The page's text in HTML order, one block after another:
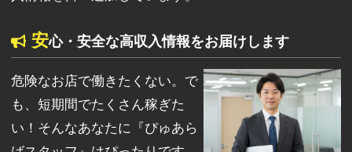
安心・安全な高収入情報をお届けします
危険なお店で働きたくない。で
も、短期間でたくさん稼ぎた
い！そんなあなたに『ぴゅあら